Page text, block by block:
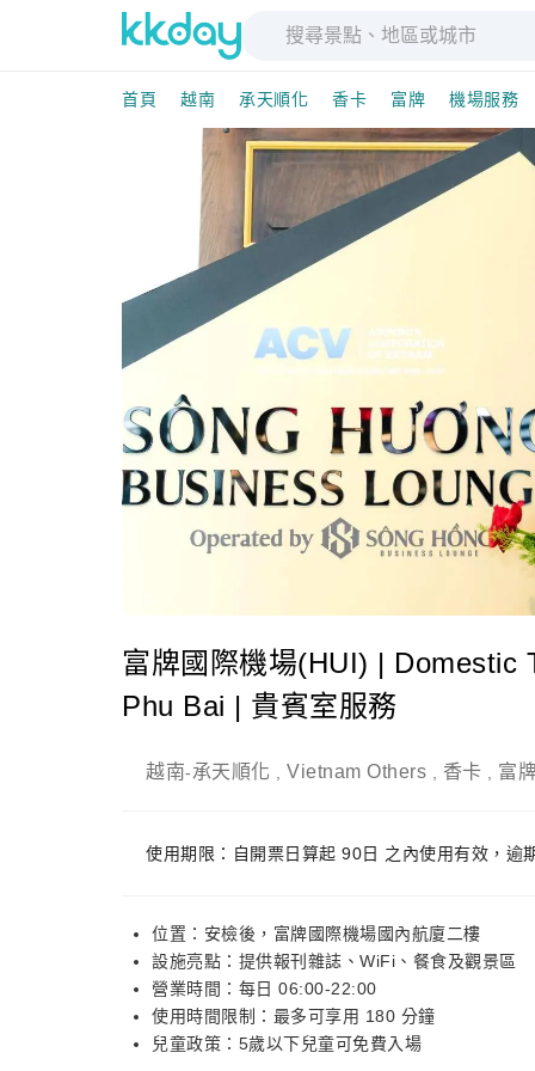
首頁 越南 承天順化 香卡 富牌 機場服務
富牌國際機場(HUI) | Domestic
Phu Bai | 貴賓室服務
越南-承天順化 Vietnam Others 香卡 富
使用期限：自開票日算起 90日 之內使用有效，逾
位置：安檢後，富牌國際機場國內航廈二樓
設施亮點：提供報刊雜誌、WiFi、餐食及觀景區
營業時間：每日 06:00-22:00
使用時間限制：最多可享用 180 分鐘
兒童政策：5歲以下兒童可免費入場